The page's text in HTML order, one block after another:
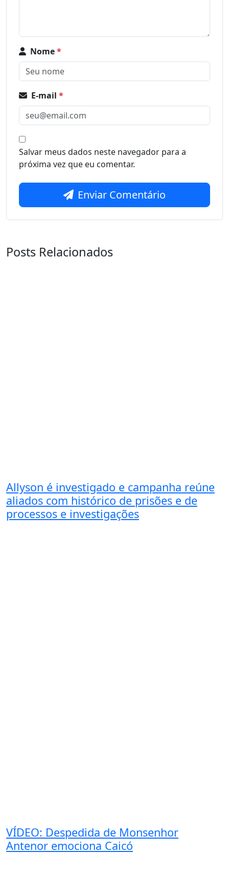
Nome*
E-mail *
Salvar meus dados neste navegador para a
próxima vez que eu comentar.
Enviar Comentário
Posts Relacionados
Allyson é investigado e campanha reúne
aliados com histórico de prisões e de
processos e investigações
VÍDEO: Despedida de Monsenhor
Antenor emociona Caicó